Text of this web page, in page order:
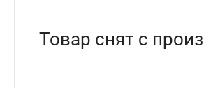
Товар снят с